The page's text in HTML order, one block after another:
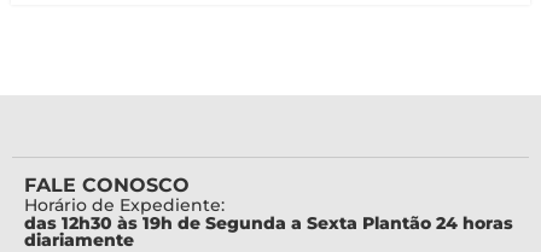
FALE CONOSCO
Horário de Expediente:
das 12h30 às 19h de Segunda a Sexta Plantão 24 horas
diariamente